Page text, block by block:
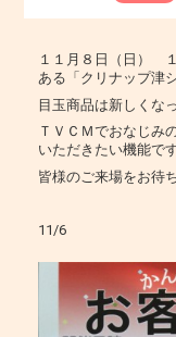
１１月８日（日）
ある「クリナップ津
目玉商品は新しくな
ＴＶＣＭでおなじみ
いただきたい機能です
皆様のご来場をお待
11/6